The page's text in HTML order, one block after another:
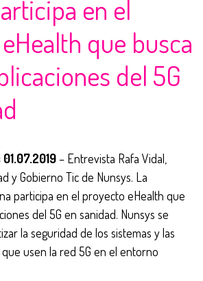
en el
que busca
del 5G
– Entrevista Rafa Vidal,
y Gobierno Tic de Nunsys. La
participa en el proyecto eHealth que
del 5G en sanidad. Nunsys se
la seguridad de los sistemas y las
usen la red 5G en el entorno